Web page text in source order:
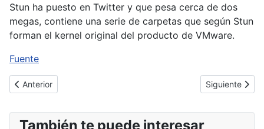
Stun ha puesto en Twitter y que pesa cerca de dos
megas, contiene una serie de carpetas que según Stun
forman el kernel original del producto de VMware.
Fuente
Artículo anterior: Anonymous y el día de Guy Fawkes
Anterior Artículo
Siguiente
También te puede interesar